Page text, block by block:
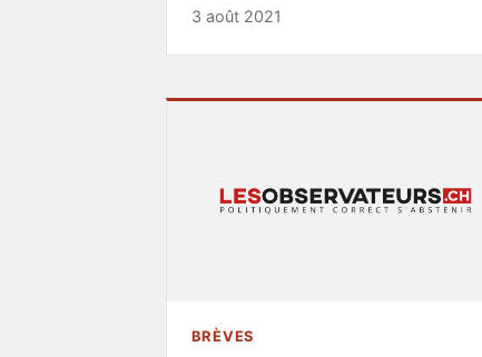
3 août 2021
BRÈVES